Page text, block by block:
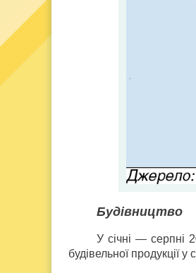
Будівництво
У січні — серпні
будівельної продукції